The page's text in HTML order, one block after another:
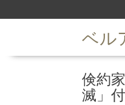
k
ベル
倹約
滅」